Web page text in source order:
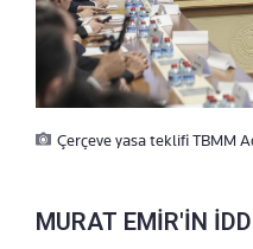
Çerçeve yasa teklifi TBMM
MURAT EMİR'İN